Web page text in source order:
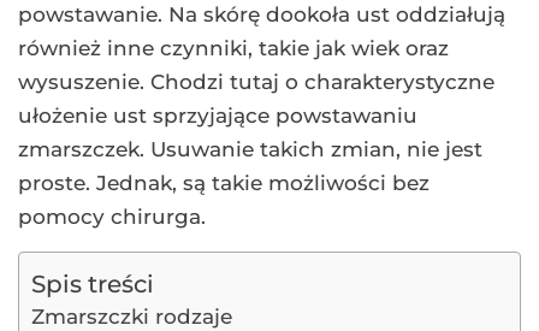
powstawanie. Na skórę dookoła ust oddziałują
również inne czynniki, takie jak wiek oraz
wysuszenie. Chodzi tutaj o charakterystyczne
ułożenie ust sprzyjające powstawaniu
zmarszczek. Usuwanie takich zmian, nie jest
proste. Jednak, są takie możliwości bez
pomocy chirurga.
Spis treści
Zmarszczki rodzaje